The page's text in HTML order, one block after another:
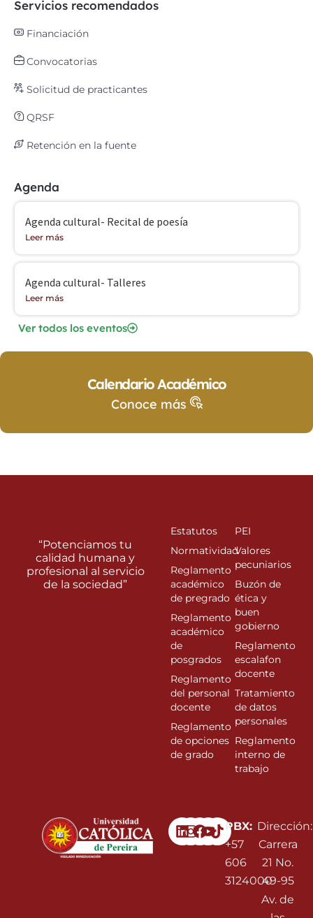
Servicios recomendados
Financiación
Convocatorias
Solicitud de practicantes
QRSF
Retención en la fuente
Agenda
Agenda cultural- Recital de poesía
Leer más
Agenda cultural- Talleres
Leer más
Ver todos los eventos
Calendario Académico
Conoce más
Linkedin
Instagram
Facebook
Youtube
PBX:
+57
606
3124000
Dirección:
Carrera
21 No.
49-95
Av. de
“Potenciamos tu
calidad humana y
profesional al servicio
de la sociedad”
Estatutos
Normatividad
Reglamento
académico
de pregrado
Reglamento
académico
de
posgrados
Reglamento
del personal
docente
Reglamento
de opciones
de grado
PEI
Valores
pecuniarios
Buzón de
ética y
buen
gobierno
Reglamento
escalafon
docente
Tratamiento
de datos
personales
Reglamento
interno de
trabajo